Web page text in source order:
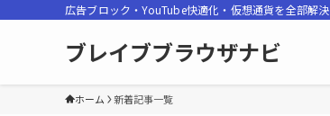
広告ブロック・YouTube快適化・仮想通貨を全部解決
ブレイブブラウザナビ
ホーム 新着記事一覧